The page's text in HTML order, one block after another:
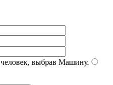
выбрав Машину.